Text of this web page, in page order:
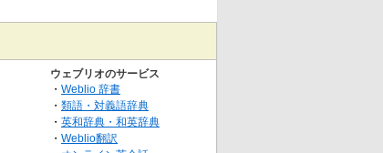
ウェブリオのサービス
・ Weblio 辞書
・ 類語・対義語辞典
・ 英和辞典・和英辞典
・ Weblio翻訳